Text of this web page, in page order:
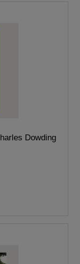
Dowding